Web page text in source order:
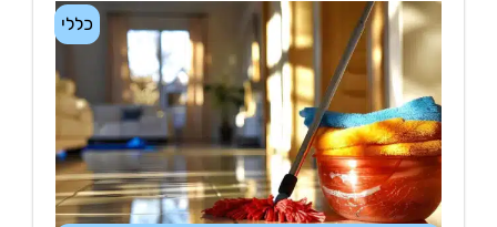
כללי